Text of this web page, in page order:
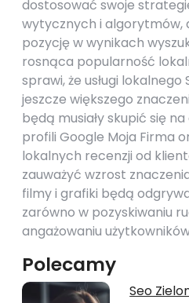
dostosować swoje
wytycznych i algorytmów,
pozycję w wynikach
rosnąca popularność
sprawi, że usługi lokalnego
jeszcze większego
będą musiały skupić się
profili Google Moja Firma
lokalnych recenzji od
zauważyć wzrost
filmy i grafiki będą
zarówno w pozyskiwaniu
angażowaniu
Polecamy
Seo